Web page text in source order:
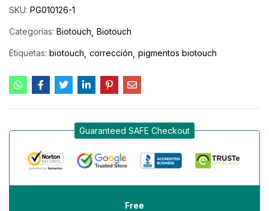
SKU: PG010126-1
Categorías: Biotouch Biotouch
Etiquetas: biotouch corrección pigmentos biotouch
Guaranteed SAFE Checkout
Free